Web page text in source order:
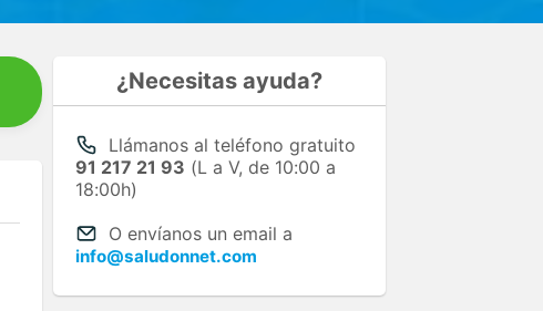
¿Necesitas ayuda?
Llámanos al teléfono gratuito
91 217 21 93 (L a V, de 10:00 a
18:00h)
O envíanos un email a
info@saludonnet.com